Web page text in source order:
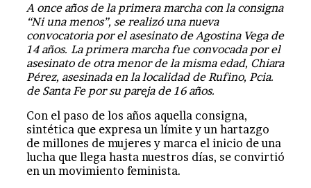
A once años de la primera marcha con la consigna
“Ni una menos”, se realizó una nueva
convocatoria por el asesinato de Agostina Vega de
14 años. La primera marcha fue convocada por el
asesinato de otra menor de la misma edad, Chiara
Pérez, asesinada en la localidad de Rufino, Pcia.
de Santa Fe por su pareja de 16 años.
Con el paso de los años aquella consigna,
sintética que expresa un límite y un hartazgo
de millones de mujeres y marca el inicio de una
lucha que llega hasta nuestros días, se convirtió
en un movimiento feminista.